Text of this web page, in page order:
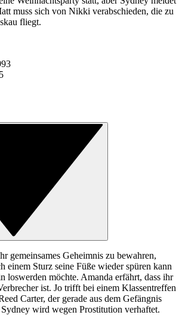
muss sich von Nikki verabschieden, die zu
fliegt.
gemeinsames Geheimnis zu bewahren,
einem Sturz seine Füße wieder spüren kann
loswerden möchte. Amanda erfährt, dass ihr
ist. Jo trifft bei einem Klassentreffen
Carter, der gerade aus dem Gefängnis
wird wegen Prostitution verhaftet.